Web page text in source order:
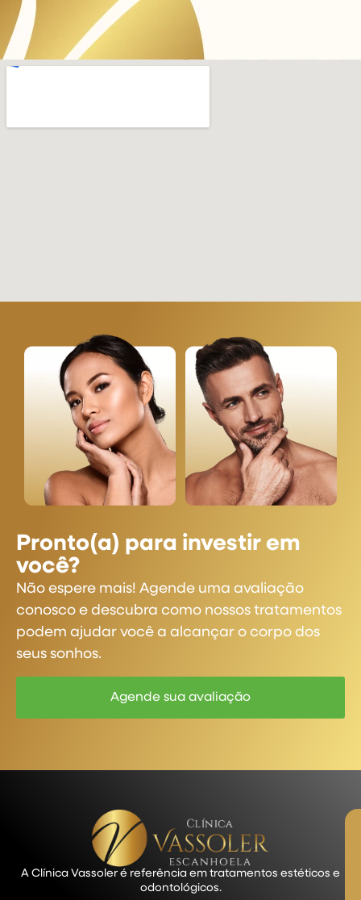
Pronto(a) para investir em
você?
Não espere mais! Agende uma avaliação
conosco e descubra como nossos tratamentos
podem ajudar você a alcançar o corpo dos
seus sonhos.
Agende sua avaliação
A Clínica Vassoler é referência em tratamentos estéticos e
odontológicos.